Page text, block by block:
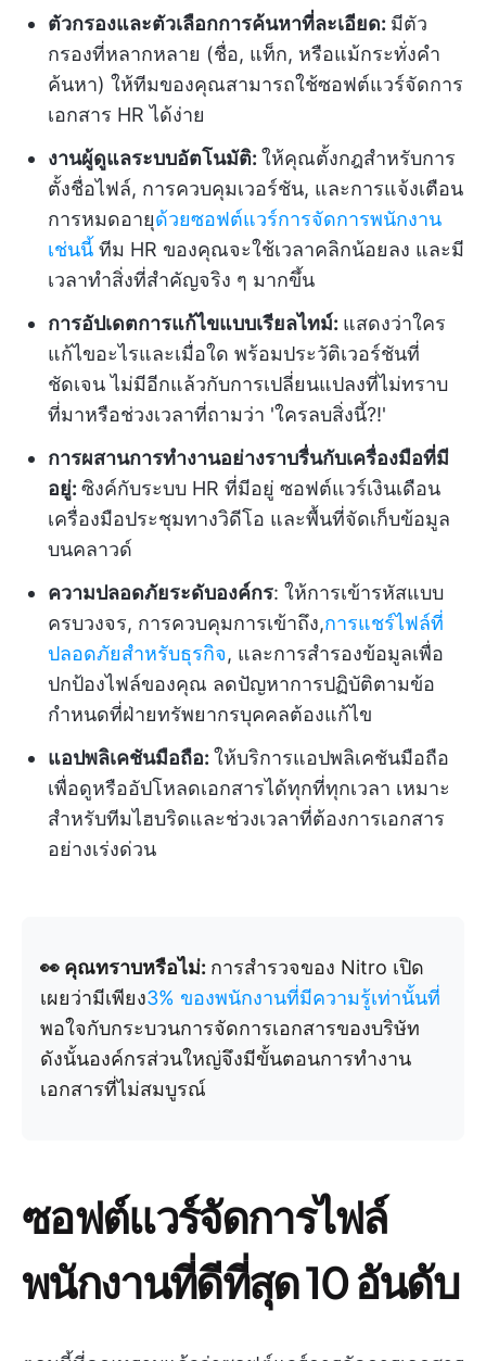
ตัวกรองและตัวเลือกการค้นหาที่ละเอียด: มีตัว
กรองที่หลากหลาย (ชื่อ, แท็ก, หรือแม้กระทั่งคำ
ค้นหา) ให้ทีมของคุณสามารถใช้ซอฟต์แวร์จัดการ
เอกสาร HR ได้ง่าย
งานผู้ดูแลระบบอัตโนมัติ: ให้คุณตั้งกฎสำหรับการ
ตั้งชื่อไฟล์, การควบคุมเวอร์ชัน, และการแจ้งเตือน
การหมดอายุด้วยซอฟต์แวร์การจัดการพนักงาน
เช่นนี้ ทีม HR ของคุณจะใช้เวลาคลิกน้อยลง และมี
เวลาทำสิ่งที่สำคัญจริง ๆ มากขึ้น
การอัปเดตการแก้ไขแบบเรียลไทม์: แสดงว่าใคร
แก้ไขอะไรและเมื่อใด พร้อมประวัติเวอร์ชันที่
ชัดเจน ไม่มีอีกแล้วกับการเปลี่ยนแปลงที่ไม่ทราบ
ที่มาหรือช่วงเวลาที่ถามว่า 'ใครลบสิ่งนี้?!'
การผสานการทำงานอย่างราบรื่นกับเครื่องมือที่มี
อยู่: ซิงค์กับระบบ HR ที่มีอยู่ ซอฟต์แวร์เงินเดือน
เครื่องมือประชุมทางวิดีโอ และพื้นที่จัดเก็บข้อมูล
บนคลาวด์
ความปลอดภัยระดับองค์กร: ให้การเข้ารหัสแบบ
ครบวงจร, การควบคุมการเข้าถึง,การแชร์ไฟล์ที่
ปลอดภัยสำหรับธุรกิจ, และการสำรองข้อมูลเพื่อ
ปกป้องไฟล์ของคุณ ลดปัญหาการปฏิบัติตามข้อ
กำหนดที่ฝ่ายทรัพยากรบุคคลต้องแก้ไข
แอปพลิเคชันมือถือ: ให้บริการแอปพลิเคชันมือถือ
เพื่อดูหรืออัปโหลดเอกสารได้ทุกที่ทุกเวลา เหมาะ
สำหรับทีมไฮบริดและช่วงเวลาที่ต้องการเอกสาร
อย่างเร่งด่วน
👀 คุณทราบหรือไม่: การสำรวจของ Nitro เปิด
เผยว่ามีเพียง3% ของพนักงานที่มีความรู้เท่านั้นที่
พอใจกับกระบวนการจัดการเอกสารของบริษัท
ดังนั้นองค์กรส่วนใหญ่จึงมีขั้นตอนการทำงาน
เอกสารที่ไม่สมบูรณ์
ซอฟต์แวร์จัดการไฟล์
พนักงานที่ดีที่สุด 10 อันดับ